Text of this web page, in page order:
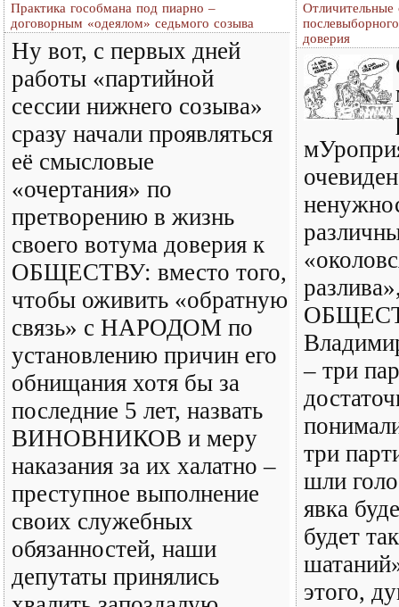
Практика гособмана под пиарно –
договорным «одеялом» седьмого созыва
Ну вот, с первых дней
работы «партийной
сессии нижнего созыва»
сразу начали проявляться
её смысловые
«очертания» по
претворению в жизнь
своего вотума доверия к
ОБЩЕСТВУ: вместо того,
чтобы оживить «обратную
связь» с НАРОДОМ по
установлению причин его
обнищания хотя бы за
последние 5 лет, назвать
ВИНОВНИКОВ и меру
наказания за их халатно –
преступное выполнение
своих служебных
обязанностей, наши
депутаты принялись
Отличительные
доверия
– три
три
шли
явка
будет
этого,